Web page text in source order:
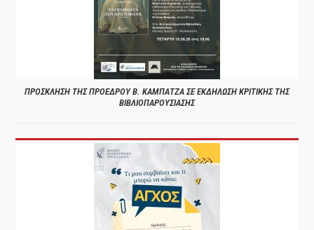
ΠΡΟΣΚΛΗΣΗ ΤΗΣ ΠΡΟΕΔΡΟΥ Β. ΚΑΜΠΑΤΖΑ ΣΕ ΕΚΔΗΛΩΣΗ ΚΡΙΤΙΚΗΣ ΤΗΣ
ΒΙΒΛΙΟΠΑΡΟΥΣΙΑΣΗΣ